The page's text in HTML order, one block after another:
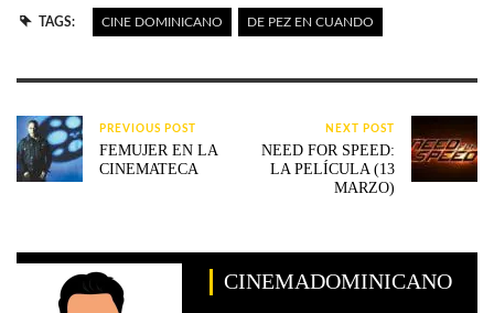
TAGS: CINE DOMINICANO DE PEZ EN CUANDO
PREVIOUS POST
FEMUJER EN LA
CINEMATECA
NEXT POST
NEED FOR SPEED:
LA PELÍCULA (13
MARZO)
CINEMADOMINICANO